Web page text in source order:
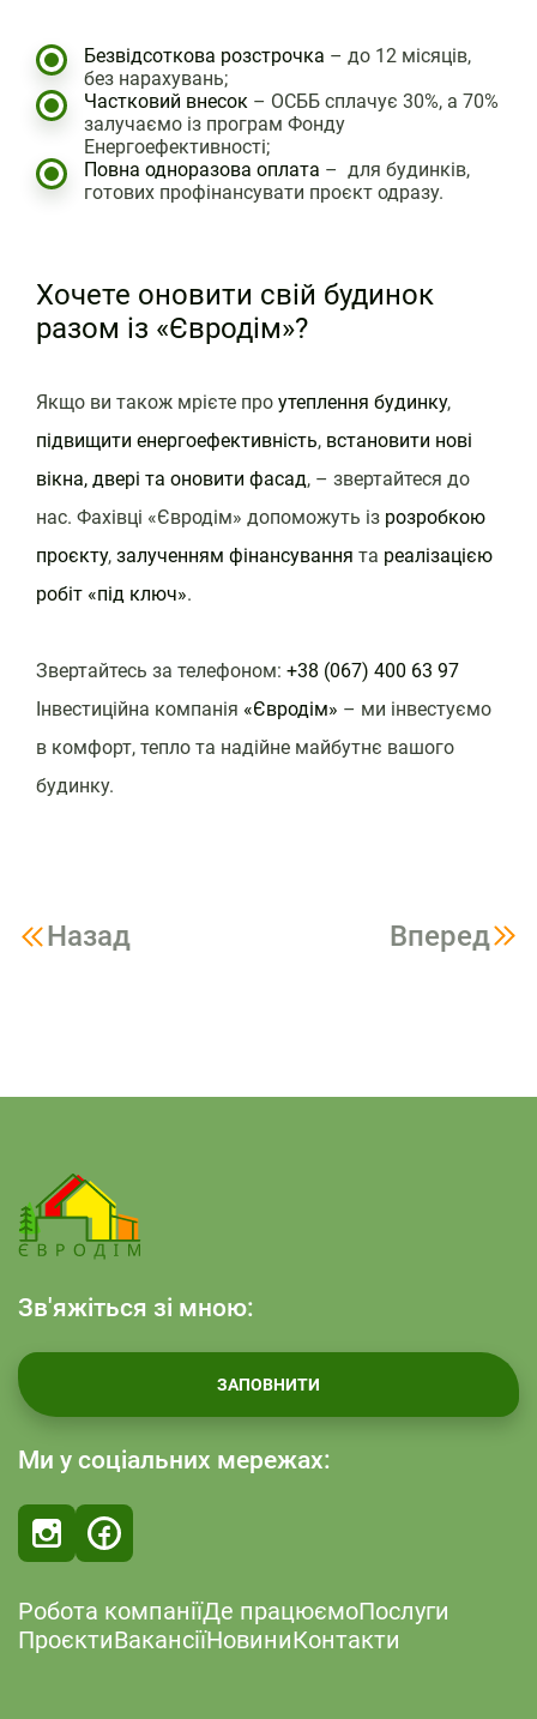
Безвідсоткова розстрочка – до 12 місяців,
без нарахувань;
Частковий внесок – ОСББ сплачує 30%, а 70%
залучаємо із програм Фонду
Енергоефективності;
Повна одноразова оплата – для будинків,
готових профінансувати проєкт одразу.
Хочете оновити свій будинок
разом із «Євродім»?
Якщо ви також мрієте про утеплення будинку,
підвищити енергоефективність, встановити нові
вікна, двері та оновити фасад, – звертайтеся до
нас. Фахівці «Євродім» допоможуть із розробкою
проєкту, залученням фінансування та реалізацією
робіт «під ключ».
Звертайтесь за телефоном: +38 (067) 400 63 97
Інвестиційна компанія «Євродім» – ми інвестуємо
в комфорт, тепло та надійне майбутнє вашого
будинку.
Навигация
Назад Вперед
Зв'яжіться зі мною:
ЗАПОВНИТИ
Робота компаніїДе працюємоПослуги
ПроєктиВакансіїНовиниКонтакти
Ми у соціальних мережах: